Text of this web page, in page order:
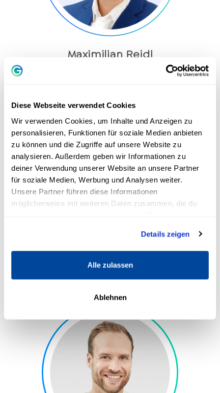
Diese Webseite verwendet Cookies
Wir verwenden Cookies, um Inhalte und Anzeigen zu
personalisieren, Funktionen für soziale Medien anbieten
zu können und die Zugriffe auf unsere Website zu
analysieren. Außerdem geben wir Informationen zu
deiner Verwendung unserer Website an unsere Partner
für soziale Medien, Werbung und Analysen weiter.
Unsere Partner führen diese Informationen
möglicherweise mit weiteren Daten zusammen, die du
Details zeigen
Alle zulassen
Ablehnen
Maximilian Reidl
Dr. Rüdiger Dahlke